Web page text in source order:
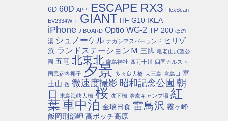
6D 60D APPI ESCAPE RX3 FlexScan
EV2334W-T GIANT HF G10 IKEA
iPhone J BOARD Optio WG-2 TP-200 ほの
湯 シュノーケル ナガシマスパーランド ヒリゾ
浜 ランドステーションＭ 三脚 亀老山展望公
園 五竜 北東北 厳島神社 四万十川
四国カルスト
国民宿舎椰子 夕景 多々良大橋 大三島 宮島口 富
士山 岳 微速度撮影 昭和記念公園 朝
日
来島海峡大橋 桜 沈下橋 浩庵キャンプ場 紅
葉車中泊 金環日食 雷鳥沢 霧ヶ峰
飯岡刑部岬 高ボッチ高原